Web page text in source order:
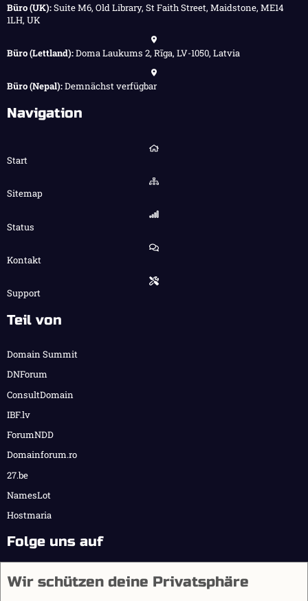
Büro (UK):Suite M6, Old Library, St Faith Street, Maidstone, ME14
1LH, UK
Büro (Lettland):Doma Laukums 2, Rīga, LV-1050, Latvia
Büro (Nepal):Demnächst verfügbar
Navigation
Start
Sitemap
Status
Kontakt
Support
Teil von
Domain Summit
DNForum
ConsultDomain
IBF.lv
ForumNDD
Domainforum.ro
27.be
NamesLot
Hostmaria
Folge uns auf
Wir schützen deine Privatsphäre